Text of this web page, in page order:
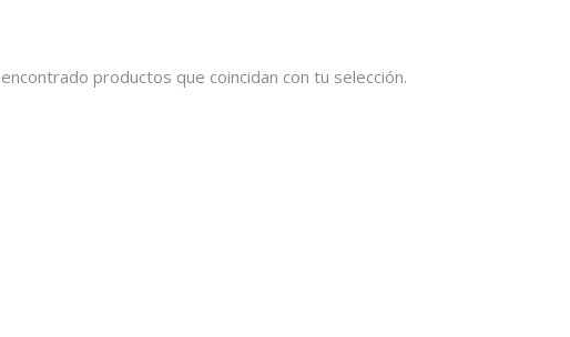
productos que coincidan con tu selección.